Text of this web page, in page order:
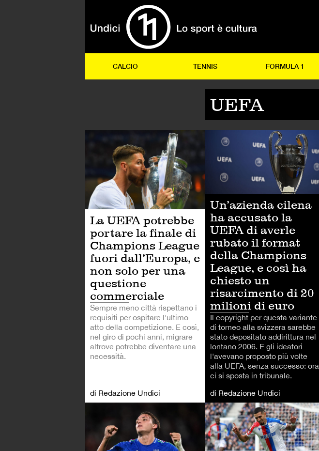
CALCIO TENNIS FORMULA 1
UEFA
CALCIO
La UEFA potrebbe
portare la finale di
Champions League
fuori dall’Europa, e
non solo per una
questione
commerciale
Sempre meno città rispettano i
requisiti per ospitare l'ultimo
atto della competizione. E così,
nel giro di pochi anni, migrare
altrove potrebbe diventare una
necessità.
di Redazione Undici
Un’azienda cilena
ha accusato la
UEFA di averle
rubato il format
della Champions
League, e così ha
chiesto un
risarcimento di 20
milioni di euro
Il copyright per questa variante
di torneo alla svizzera sarebbe
stato depositato addirittura nel
lontano 2006. E gli ideatori
l'avevano proposto più volte
alla UEFA, senza successo: ora
ci si sposta in tribunale.
di Redazione Undici
CALCIO